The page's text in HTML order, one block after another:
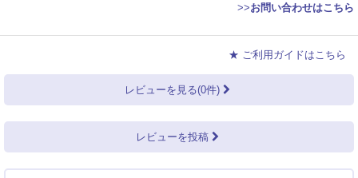
>>お問い合わせはこちら
★ ご利用ガイドはこちら
レビューを見る(0件)
レビューを投稿